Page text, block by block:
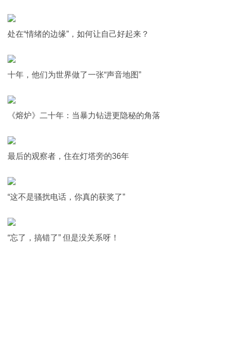
处在“情绪的边缘”，如何让自己好起来？
十年，他们为世界做了一张“声音地图”
《熔炉》二十年：当暴力钻进更隐秘的角落
最后的观察者，住在灯塔旁的36年
“这不是骚扰电话，你真的获奖了”
“忘了，搞错了” 但是没关系呀！